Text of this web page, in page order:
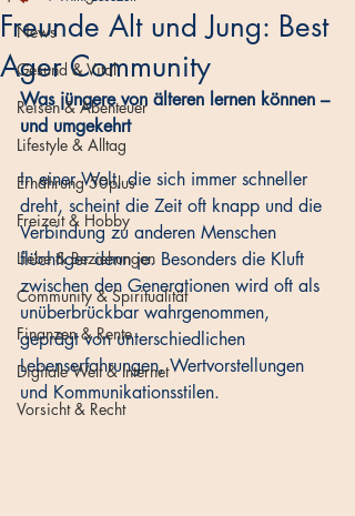
News
Gesund & Vital
Reisen & Abenteuer
Lifestyle & Alltag
Ernährung 50plus
Freizeit & Hobby
Liebe & Beziehungen
Community & Spiritualität
Finanzen & Rente
Digitale Welt & Internet
Vorsicht & Recht
Freunde Alt und Jung: Best
Ager Community
Was jüngere von älteren lernen können –
und umgekehrt
In einer Welt, die sich immer schneller
dreht, scheint die Zeit oft knapp und die
Verbindung zu anderen Menschen
flüchtiger denn je. Besonders die Kluft
zwischen den Generationen wird oft als
unüberbrückbar wahrgenommen,
geprägt von unterschiedlichen
Lebenserfahrungen, Wertvorstellungen
und Kommunikationsstilen.